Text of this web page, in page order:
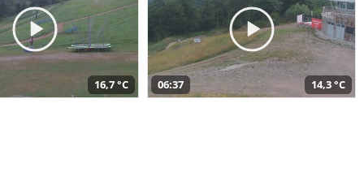
16,7 °C 06:37 14,3 °C